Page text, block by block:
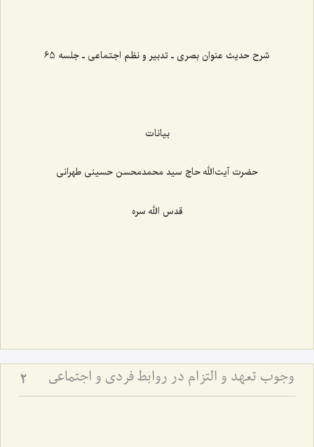
شرح حدیث عنوان بصری ـ تدبیر و نظم اجتماعی ـ جلسه 65
بیانات
حضرت آیت‌الله حاج سید محمدمحسن حسینی طهرانی
قدس الله سره
وجوب تعهد و التزام در روابط فردى و اجتماعى 2